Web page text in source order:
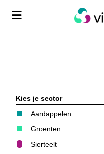
Menu
Kies je sector
Aardappelen
Groenten
Sierteelt